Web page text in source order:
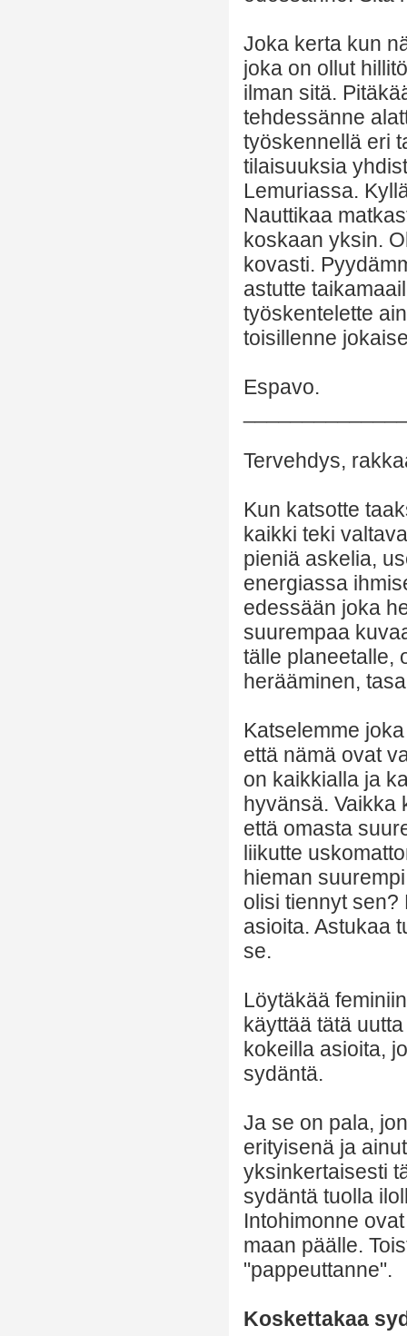
Joka kerta kun
joka on ollut
ilman sitä.
tehdessänne
työskennellä eri
tilaisuuksia
Lemuriassa.
Nauttikaa
koskaan yksin.
kovasti.
astutte
työskentelette
toisillenne
Espavo.
Tervehdys,
Kun katsotte
kaikki teki
pieniä askelia,
energiassa
edessään joka
suurempaa
tälle planeetalle,
herääminen,
Katselemme
että nämä ovat
on kaikkialla ja
hyvänsä. Vaikka
että omasta
liikutte
hieman
olisi tiennyt sen?
asioita. Astukaa
se.
Löytäkää
käyttää tätä
kokeilla asioita,
sydäntä.
Ja se on pala,
erityisenä ja
yksinkertaisesti
sydäntä tuolla
Intohimonne
maan päälle.
"pappeuttanne".
Koskettakaa